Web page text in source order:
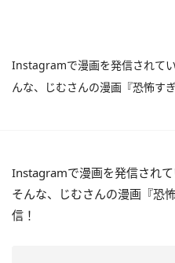
Instagramで漫画を発信されて
んな、じむさんの漫画『恐怖す
Instagramで漫画を発信され
そんな、じむさんの漫画『恐
信！